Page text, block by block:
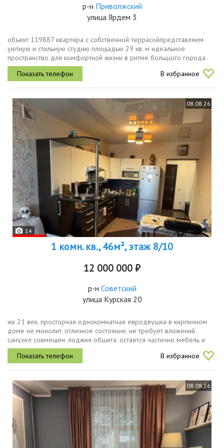
р-н Приволжский
улица Ярдем 3
объект 119887 квартира с собственной террасойпредставляем
уютную и стильную студию площадью 29 кв. м идеальное
пространство для комфортной жизни в ритме большого города.
главная фишка квартиры панорамные окна их здесь три, и они
наполняют комнату...
В избранное
08.08.26
14
1 комн. кв., 46м², этаж 8/10
12 000 000 ₽
р-н Советский
улица Курская 20
жк 21 век. просторная однокомнатная евродвушка в кирпичном
доме не монолит. отличное состояние. не требует вложений.
санузел совмещен. лоджия обшита. остается частично мебель и
техника. квартира теплая, не угловая. чистая продажа вариант
подобран....
В избранное
08.08.26